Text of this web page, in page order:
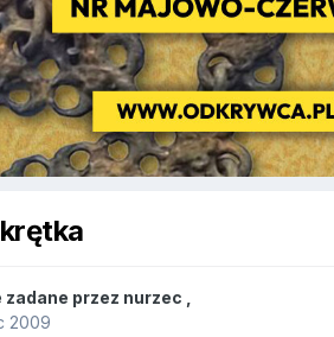
zadane przez nurzec
2009